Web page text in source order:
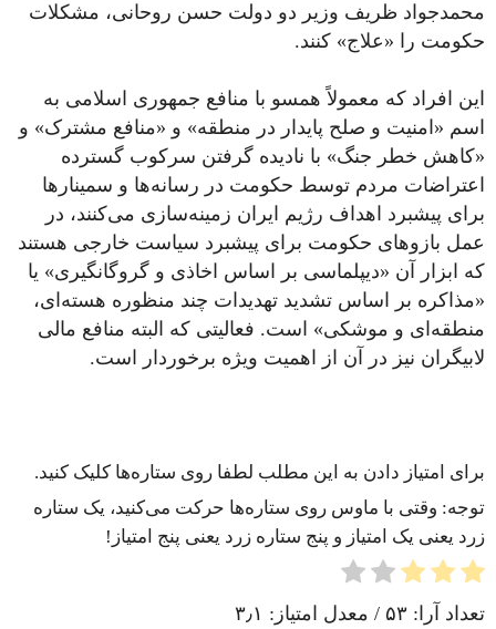
محمدجواد ظریف وزیر دو دولت حسن روحانی، مشکلات
حکومت را «علاج» کنند.
این افراد که معمولاً همسو با منافع جمهوری اسلامی به
اسم «امنیت و صلح پایدار در منطقه» و «منافع مشترک» و
«کاهش خطر جنگ» با نادیده گرفتن سرکوب گسترده
اعتراضات مردم توسط حکومت در رسانه‌ها و سمینارها
برای پیشبرد اهداف رژیم ایران زمینه‌سازی می‌کنند، در
عمل بازوهای حکومت برای پیشبرد سیاست خارجی هستند
که ابزار آن «دیپلماسی بر اساس اخاذی و گروگانگیری» یا
«مذاکره بر اساس تشدید تهدیدات چند منظوره هسته‌ای،
منطقه‌ای و موشکی» است. فعالیتی که البته منافع مالی
لابیگران نیز در آن از اهمیت ویژه برخوردار است.
برای امتیاز دادن به این مطلب لطفا روی ستاره‌ها کلیک کنید.
توجه: وقتی با ماوس روی ستاره‌ها حرکت می‌کنید، یک ستاره
زرد یعنی یک امتیاز و پنج ستاره زرد یعنی پنج امتیاز!
تعداد آرا: ۵۳ / معدل امتیاز: ۳٫۱